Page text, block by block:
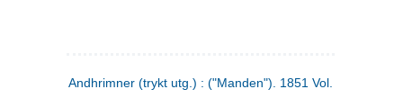
Andhrimner (trykt utg.) : ("Manden"). 1851 Vol. 2 Nr. 4